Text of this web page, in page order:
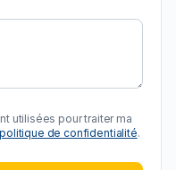
utilisées pour traiter ma
politique de confidentialité.